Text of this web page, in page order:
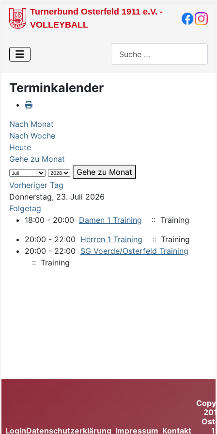
Turnerbund Osterfeld 1911 e.V. -
VOLLEYBALL
Terminkalender
Nach Monat
Nach Woche
Heute
Gehe zu Monat
Gehe zu Monat
Vorheriger Tag
Donnerstag, 23. Juli 2026
Folgetag
18:00 - 20:00 Damen 1 Training
:: Training
20:00 - 22:00 Herren 1 Training
:: Training
20:00 - 22:00 SG Voerde/Osterfeld Training
:: Training
LoginDatenschutzerklärung Impressum Kontakt